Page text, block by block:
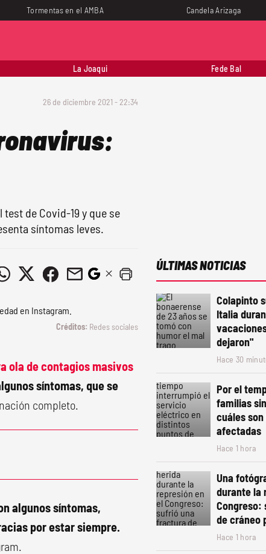
Tormentas en el AMBA Candela Arizaga
La Joaqui Fede Bal
26 de diciembre 2021 - 22:34
de Covid-19 y que se
síntomas leves.
Redes sociales
ola de contagios masivos
síntomas, que se
completo.
algunos síntomas,
por estar siempre.
ÚLTIMAS NOTICIAS
Colapinto
Italia
dejaron"
Hace 30
Por el
familias
cuáles son
afectadas
Hace 1 hora
Una
durante la
Congreso:
de cráneo
Hace 1 hora